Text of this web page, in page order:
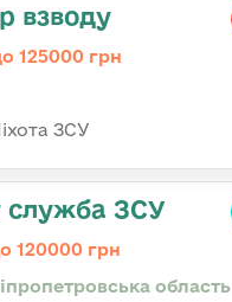
взводу
125000 грн
ЗСУ
служба ЗСУ
120000 грн
область